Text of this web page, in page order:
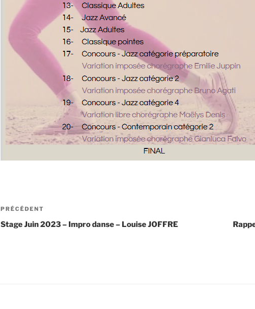
Navigation
de
Article
précédent
PRÉCÉDENT
Stage Juin 2023 – Impro danse – Louise JOFFRE